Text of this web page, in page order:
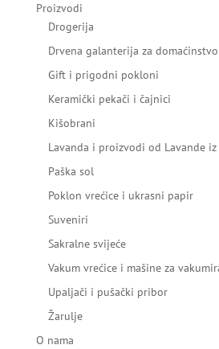
Proizvodi
Drogerija
Drvena galanterija za domaćinstvo
Gift i prigodni pokloni
Keramički pekači i čajnici
Kišobrani
Lavanda i proizvodi od Lavande iz
Paška sol
Poklon vrećice i ukrasni papir
Suveniri
Sakralne svijeće
Vakum vrećice i mašine za
Upaljači i pušački pribor
Žarulje
O nama